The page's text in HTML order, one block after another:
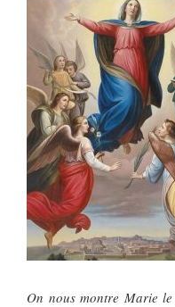
On nous montre Marie